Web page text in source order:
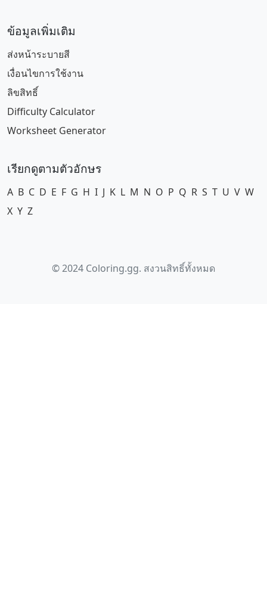
ข้อมูลเพิ่มเติม
ส่งหน้าระบายสี
เงื่อนไขการใช้งาน
ลิขสิทธิ์
Difficulty Calculator
Worksheet Generator
เรียกดูตามตัวอักษร
A B C D E F G H I J K L M N O P Q R S T U V W
X Y Z
© 2024 Coloring.gg. สงวนสิทธิ์ทั้งหมด